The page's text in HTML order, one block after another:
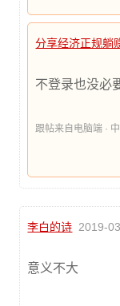
分享经济正规躺
不登录也没必
跟帖来自电脑端 ·
李白的诗 2019-
意义不大